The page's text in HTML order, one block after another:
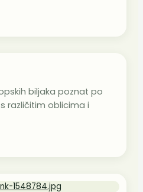
biljaka poznat po
različitim oblicima i